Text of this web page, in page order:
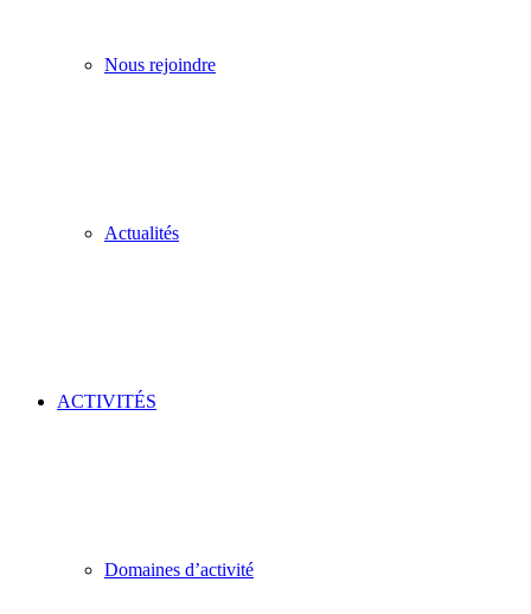
Nous rejoindre
Actualités
ACTIVITÉS
Domaines d’activité